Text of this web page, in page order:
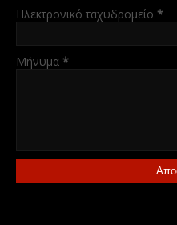
Ηλεκτρονικό ταχυδρομείο *
Μήνυμα *